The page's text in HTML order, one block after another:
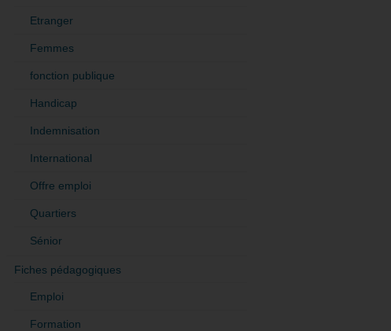
Etranger
Femmes
fonction publique
Handicap
Indemnisation
International
Offre emploi
Quartiers
Sénior
Fiches pédagogiques
Emploi
Formation